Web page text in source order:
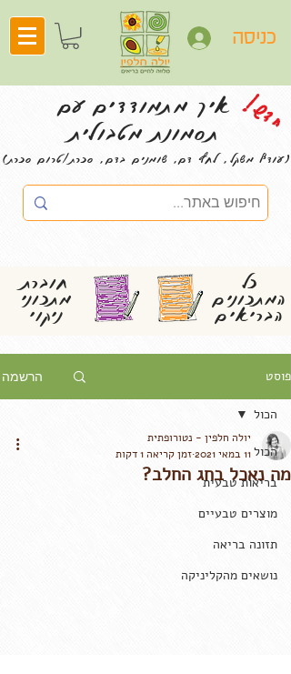
כניסה
איך מתמודדים עם
תסמונת מטבולית חדש!
(עודף משקל, לחץ דם, שומנים בדם, סכרת/טרום סכרת)
חוברת
מתכוני
ניקוי
כל
המתכונים
הבריאים
פוסט הרשמה
הכול
בריאות טבעית
מוצרים טבעיים
תזונה בריאה
נושאים מהקליניקה
הכול
מה נאכל בחג החלב?
יולה חלפין - נטורופתית
11 במאי 2021
זמן קריאה 1 דקות